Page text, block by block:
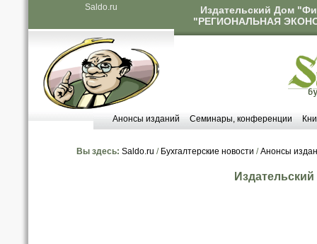
Saldo.ru
Издательский Дом
"РЕГИОНАЛЬНАЯ
Анонсы изданий Семинары, конференции
Вы здесь: Saldo.ru / Бухгалтерские новости /Анонсы